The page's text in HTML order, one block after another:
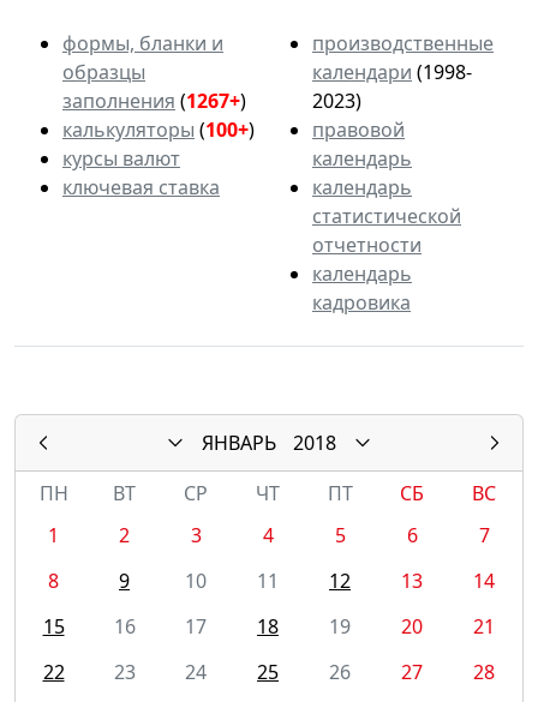
формы, бланки и
образцы
заполнения (1267+)
калькуляторы (100+)
курсы валют
ключевая ставка
производственные
календари (1998-
2023)
правовой
календарь
календарь
статистической
отчетности
календарь
кадровика
ЯНВАРЬ
2018
ПН
ВТ СР ЧТ ПТ СБ
ВС
1
2 3 4 5 6
7
8
9 10 11 12 13
14
15
16 17 18 19 20
21
22
23 24 25 26 27
28